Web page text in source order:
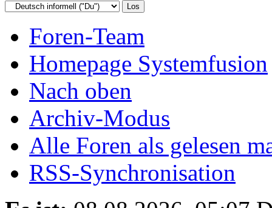
Foren-Team
Homepage Systemfusion
Nach oben
Archiv-Modus
Alle Foren als gelesen
RSS-Synchronisation